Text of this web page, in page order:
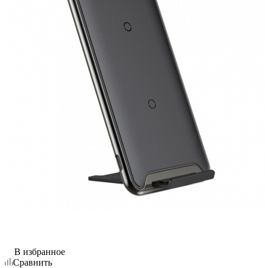
В избранное
Сравнить